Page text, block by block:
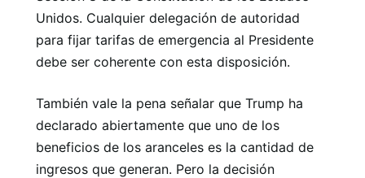
Unidos. Cualquier delegación de autoridad
para fijar tarifas de emergencia al Presidente
debe ser coherente con esta disposición.
También vale la pena señalar que Trump ha
declarado abiertamente que uno de los
beneficios de los aranceles es la cantidad de
ingresos que generan. Pero la decisión